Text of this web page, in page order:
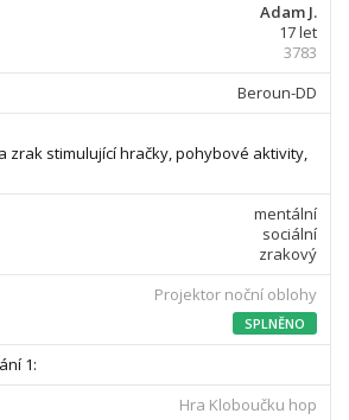
Adam J.
17 let
3783
Beroun-DD
zrak stimulující hračky, pohybové aktivity,
mentální
sociální
zrakový
Projektor noční oblohy
SPLNĚNO
Hra Kloboučku hop